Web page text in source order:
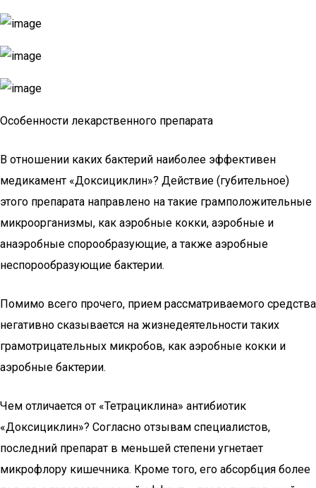
Особенности лекарственного препарата
В отношении каких бактерий наиболее эффективен
медикамент «Доксициклин»? Действие (губительное)
этого препарата направлено на такие грамположительные
микроорганизмы, как аэробные кокки, аэробные и
анаэробные спорообразующие, а также аэробные
неспорообразующие бактерии.
Помимо всего прочего, прием рассматриваемого средства
негативно сказывается на жизнедеятельности таких
грамотрицательных микробов, как аэробные кокки и
аэробные бактерии.
Чем отличается от «Тетрациклина» антибиотик
«Доксициклин»? Согласно отзывам специалистов,
последний препарат в меньшей степени угнетает
микрофлору кишечника. Кроме того, его абсорбция более